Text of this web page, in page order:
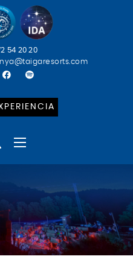
54 20 20